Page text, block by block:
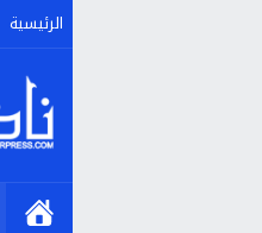
الرئيسية